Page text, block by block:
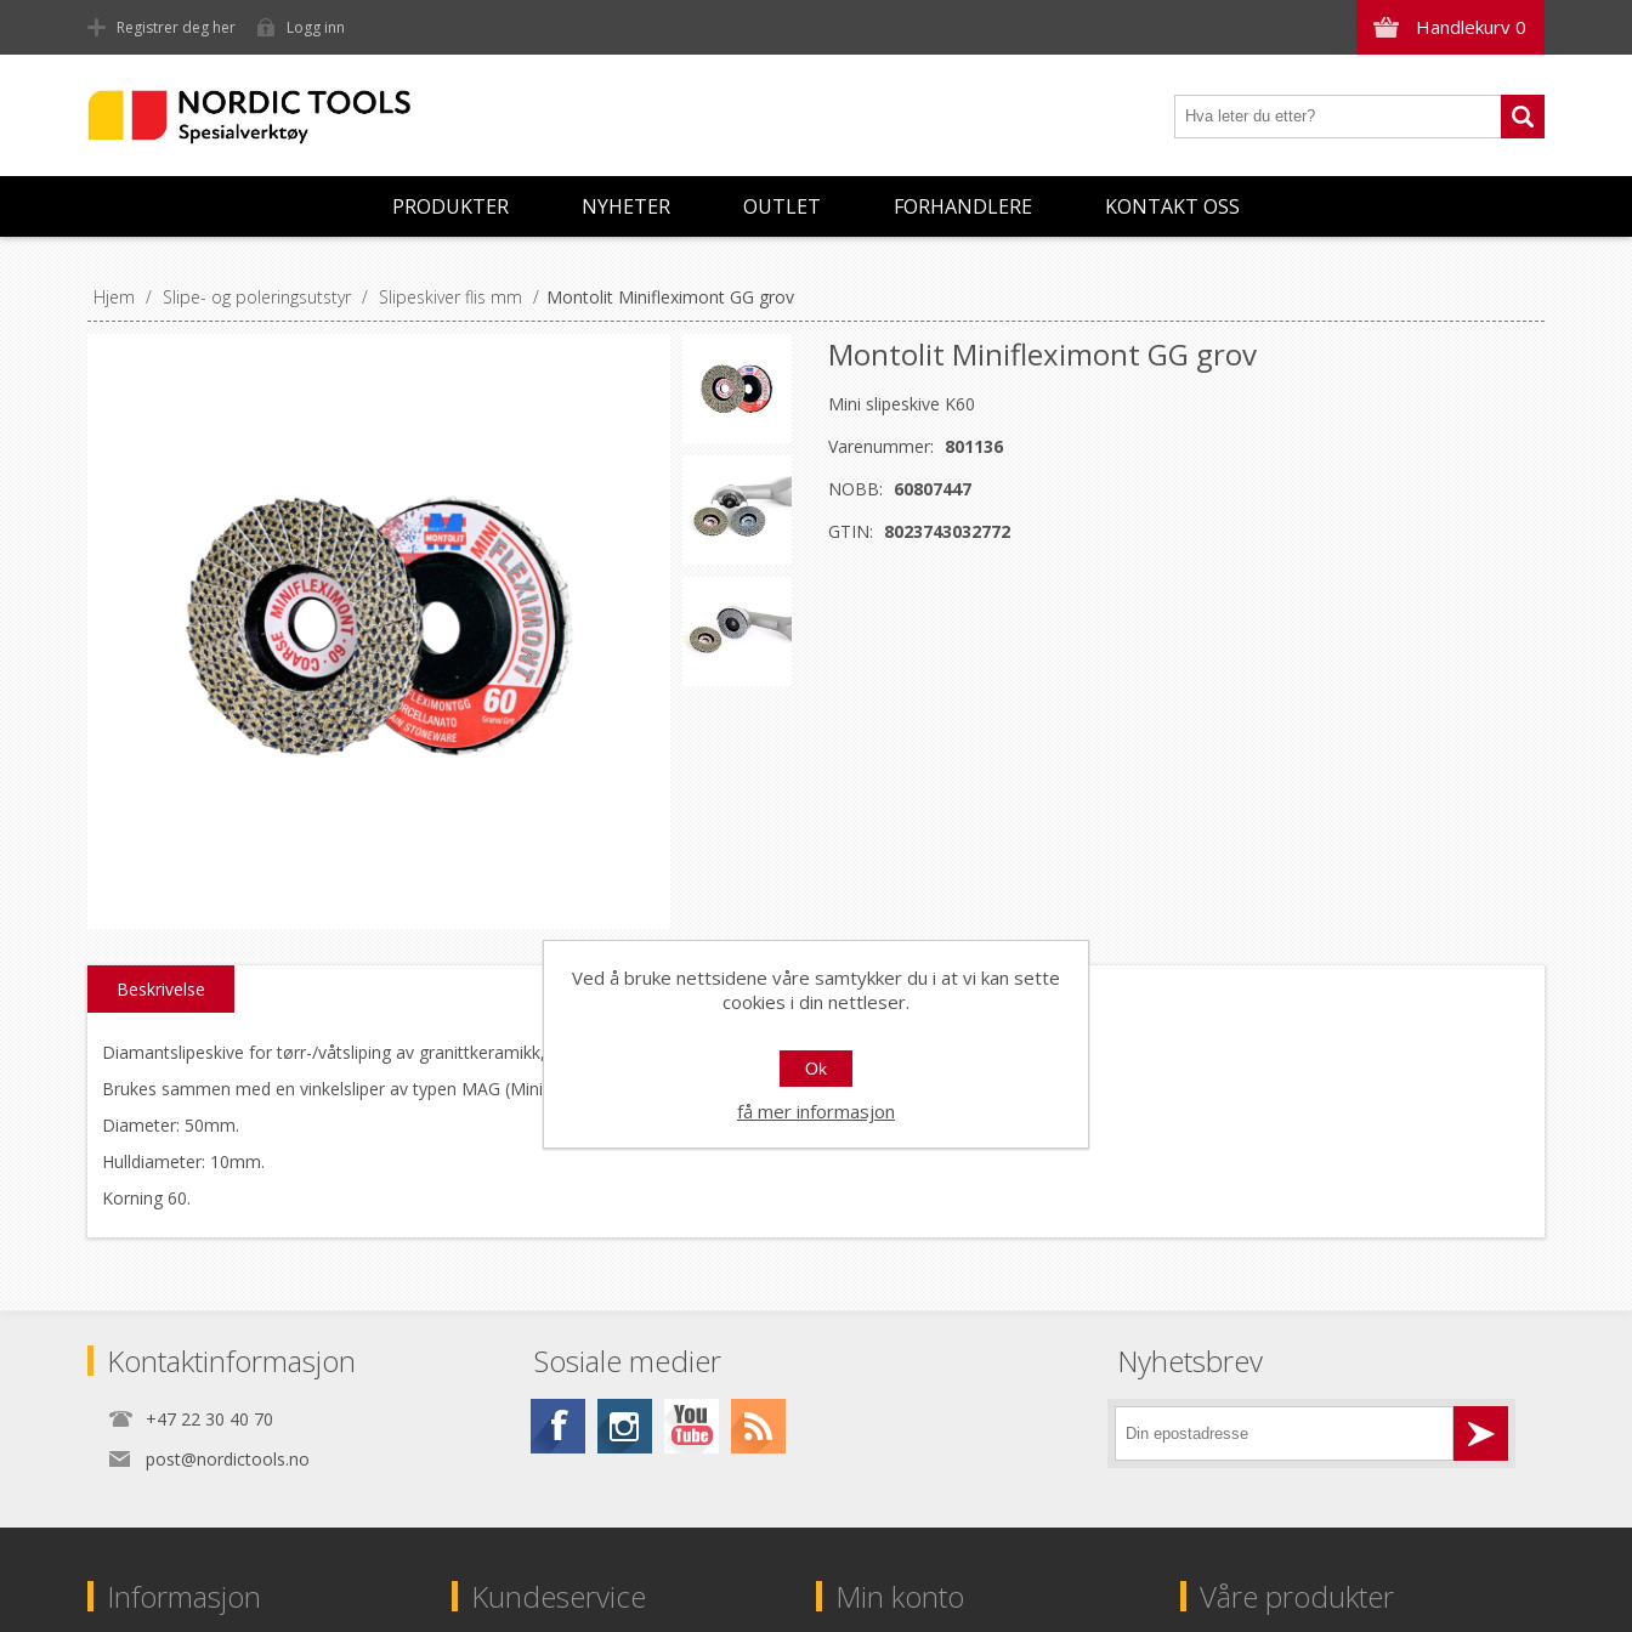
Handlekurv 0
Registrer deg her Logg inn
PRODUKTER NYHETER OUTLET FORHANDLERE KONTAKT OSS
Hjem / Slipe- og poleringsutstyr / Slipeskiver flis mm / Montolit Minifleximont GG grov
Montolit Minifleximont GG grov
Mini slipeskive K60
Varenummer: 801136
NOBB: 60807447
GTIN: 8023743032772
Beskrivelse
Diamantslipeskive for tørr-/våtsliping av granittkeramikk, naturstein og glass.
Brukes sammen med en vinkelsliper av typen MAG (Mini Angle Grinder).
Diameter: 50mm.
Hulldiameter: 10mm.
Korning 60.
Kontaktinformasjon
+47 22 30 40 70
post@nordictools.no
Sosiale medier Nyhetsbrev
Informasjon Kundeservice Min konto Våre produkter
Ved å bruke nettsidene våre samtykker du i at vi kan sette
cookies i din nettleser.
Ok
få mer informasjon